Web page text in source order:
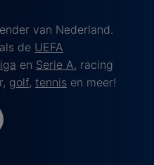
van Nederland.
de UEFA
en Serie A, racing
golf, tennis en meer!